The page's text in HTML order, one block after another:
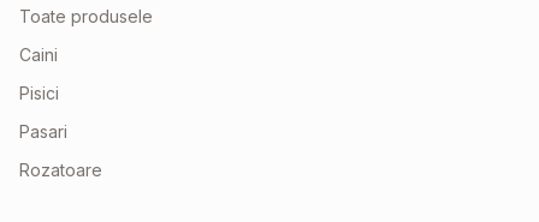
Toate produsele
Caini
Pisici
Pasari
Rozatoare